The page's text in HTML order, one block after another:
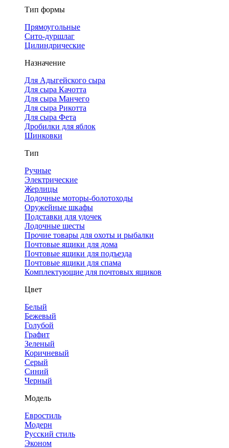
Тип формы
Прямоугольные
Сито-дуршлаг
Цилиндрические
Назначение
Для Адыгейского сыра
Для сыра Качотта
Для сыра Манчего
Для сыра Рикотта
Для сыра Фета
Дробилки для яблок
Шинковки
Тип
Ручные
Электрические
Жерлицы
Лодочные моторы-болотоходы
Оружейные шкафы
Подставки для удочек
Лодочные шесты
Прочие товары для охоты и рыбалки
Почтовые ящики для дома
Почтовые ящики для подъезда
Почтовые ящики для спама
Комплектующие для почтовых ящиков
Цвет
Белый
Бежевый
Голубой
Графит
Зеленый
Коричневый
Серый
Синий
Черный
Модель
Евростиль
Модерн
Русский стиль
Эконом